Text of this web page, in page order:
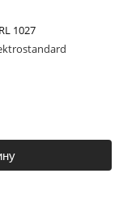
1027